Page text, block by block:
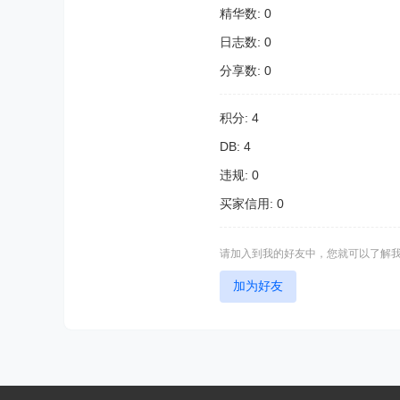
精华数: 0
日志数: 0
分享数: 0
积分: 4
DB: 4
违规: 0
买家信用: 0
请加入到我的好友中，您就可以了解
加为好友